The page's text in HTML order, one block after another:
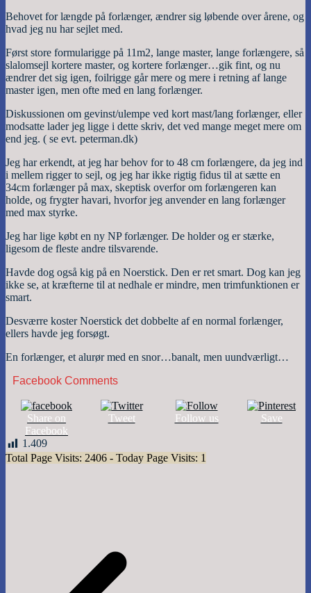
Behovet for længde på forlænger, ændrer sig løbende over årene, og
hvad jeg nu har sejlet med.
Først store formularigge på 11m2, lange master, lange forlængere, så
slalomsejl kortere master, og kortere forlænger…gik fint, og nu
ændrer det sig igen, foilrigge går mere og mere i retning af lange
master igen, men ofte med en lang forlænger.
Diskussionen om gevinst/ulempe ved kort mast/lang forlænger, eller
modsatte lader jeg ligge i dette skriv, det ved mange meget mere om
end jeg. ( se evt. peterman.dk)
Jeg har erkendt, at jeg har behov for to 48 cm forlængere, da jeg ind
i mellem rigger to sejl, og jeg har ikke rigtig fidus til at sætte en
34cm forlænger på max, skeptisk overfor om forlængeren kan
holde, og frygter havari, hvorfor jeg anvender en lang forlænger
med max styrke.
Jeg har lige købt en ny NP forlænger. De holder og er stærke,
ligesom de fleste andre tilsvarende.
Havde dog også kig på en Noerstick. Den er ret smart. Dog kan jeg
ikke se, at kræfterne til at nedhale er mindre, men trimfunktionen er
smart.
Desværre koster Noerstick det dobbelte af en normal forlænger,
ellers havde jeg forsøgt.
En forlænger, et alurør med en snor…banalt, men uundværligt…
Facebook Comments
Share on
Facebook
Tweet Follow us Save
1.409
Total Page Visits: 2406 - Today Page Visits: 1